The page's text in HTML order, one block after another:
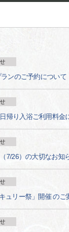
ンのご予約について
帰り入浴ご利用料金
7/26）の大切なお知
ュリー祭」開催 のご